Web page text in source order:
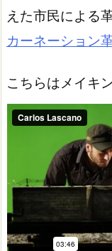
えた市民による
カーネーション
こちらはメイキ